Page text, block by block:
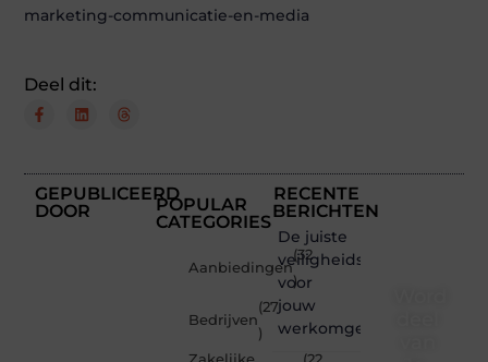
marketing-communicatie-en-media
Deel dit:
GEPUBLICEERD
DOOR
POPULAR
CATEGORIES
Aanbiedingen
(32
)
Bedrijven
(27
)
RECENTE
BERICHTEN
De juiste
veiligheidsschoenen
voor
jouw
werkomgeving